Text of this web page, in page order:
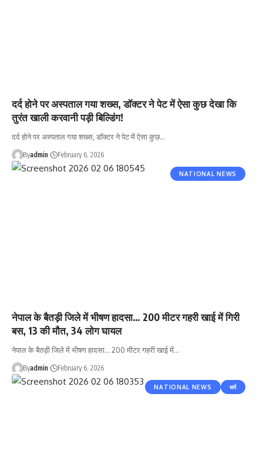
दर्द होने पर अस्पताल गया शख्स, डॉक्टर ने पेट में ऐसा कुछ देखा कि
तुरंत खाली करवानी पड़ी बिल्डिंग!
दर्द होने पर अस्पताल गया शख्स, डॉक्टर ने पेट में ऐसा कुछ…
Byadmin February 6, 2026
NATIONAL NEWS
नेपाल के बैतड़ी जिले में भीषण हादसा… 200 मीटर गहरी खाई में गिरी
बस, 13 की मौत, 34 लोग घायल
नेपाल के बैतड़ी जिले में भीषण हादसा... 200 मीटर गहरी खाई में…
Byadmin February 6, 2026
NATIONAL NEWS धर्म